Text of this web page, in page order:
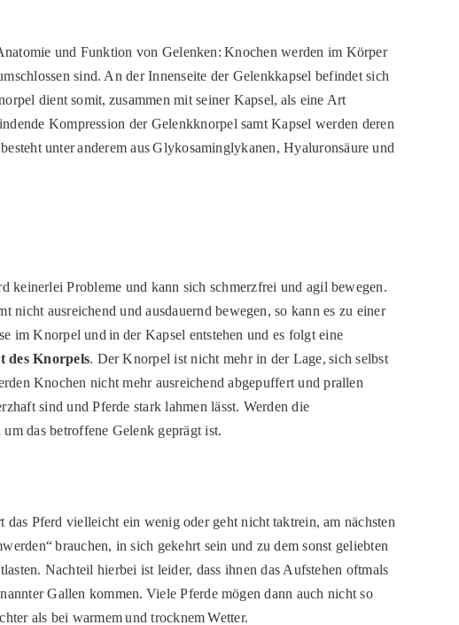
und Funktion von Gelenken: Knochen werden im Körper
sind. An der Innenseite der Gelenkkapsel befindet sich
dient somit, zusammen mit seiner Kapsel, als eine Art
Kompression der Gelenkknorpel samt Kapsel werden deren
unter anderem aus Glykosaminglykanen, Hyaluronsäure und
keinerlei Probleme und kann sich schmerzfrei und agil bewegen.
ausreichend und ausdauernd bewegen, so kann es zu einer
im Knorpel und in der Kapsel entstehen und es folgt eine
des Knorpels. Der Knorpel ist nicht mehr in der Lage, sich selbst
Knochen nicht mehr ausreichend abgepuffert und prallen
sind und Pferde stark lahmen lässt. Werden die
das betroffene Gelenk geprägt ist.
Pferd vielleicht ein wenig oder geht nicht taktrein, am nächsten
“brauchen, in sich gekehrt sein und zu dem sonst geliebten
Nachteil hierbei ist leider, dass ihnen das Aufstehen oftmals
Gallen kommen. Viele Pferde mögen dann auch nicht so
als bei warmem und trocknem Wetter.